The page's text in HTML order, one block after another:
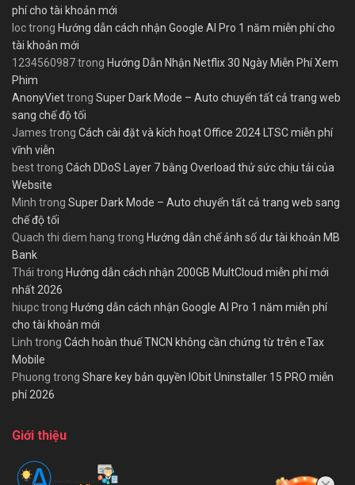
phí cho tài khoản mới
loctrong Hướng dẫn cách nhận Google AI Pro 1 năm miễn phí cho
tài khoản mới
1234560987trong Hướng Dẫn Nhận Netflix 30 Ngày Miễn Phí Xem
Phim
AnonyViettrong Super Dark Mode – Auto chuyển tất cả trang web
sang chế độ tối
James trong Cách cài đặt và kích hoạt Office 2024 LTSC miễn phí
vĩnh viễn
besttrong Cách DDoS Layer 7 bằng Overload thử sức chịu tải của
Website
Minh trong Super Dark Mode – Auto chuyển tất cả trang web sang
chế độ tối
Quach thi diem hang trong Hướng dẫn chế ảnh số dư tài khoản MB
Bank
Thái trong Hướng dẫn cách nhận 200GB MultCloud miễn phí mới
nhất 2026
hiupctrong Hướng dẫn cách nhận Google AI Pro 1 năm miễn phí
cho tài khoản mới
Linh trong Cách hoàn thuế TNCN không cần chứng từ trên eTax
Mobile
Phuong trong Share key bản quyền IObit Uninstaller 15 PRO miễn
phí 2026
Giới thiệu